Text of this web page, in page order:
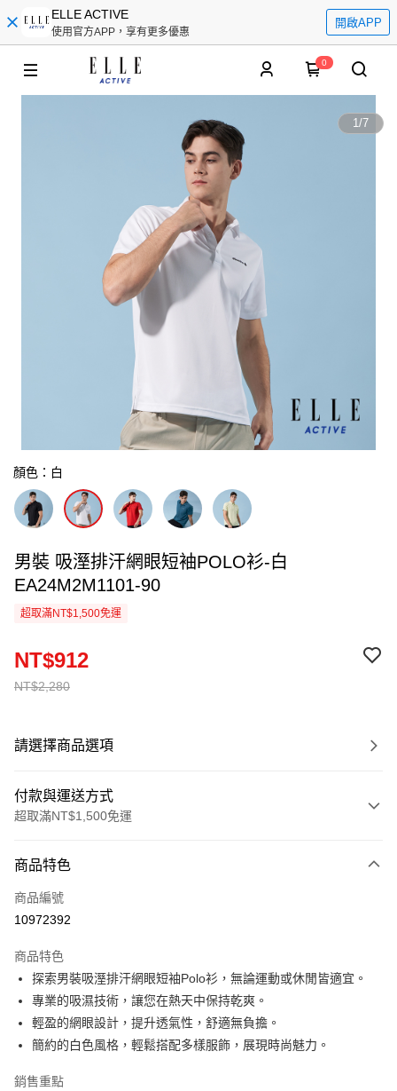
ELLE ACTIVE
使用官方APP，享有更多優惠
開啟APP
0
1/7
顏色：白
男裝 吸溼排汗網眼短袖POLO衫-白
EA24M2M1101-90
超取滿NT$1,500免運
NT$2,280
NT$912
請選擇商品選項
付款與運送方式
超取滿NT$1,500免運
信用卡一次付款
超商取貨付款
Apple Pay
悠遊付
ATM付款
運送方式
商品特色
商品編號
10972392
商品特色
探索男裝吸溼排汗網眼短袖Polo衫，無論運動或休閒皆適宜。
專業的吸濕技術，讓您在熱天中保持乾爽。
輕盈的網眼設計，提升透氣性，舒適無負擔。
簡約的白色風格，輕鬆搭配多樣服飾，展現時尚魅力。
銷售重點